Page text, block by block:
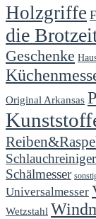
Holzgriffe
die
Geschenke
Original Arkansas
Schlauchreiniger
Schälmesser
Universalmesser
Wetzstahl